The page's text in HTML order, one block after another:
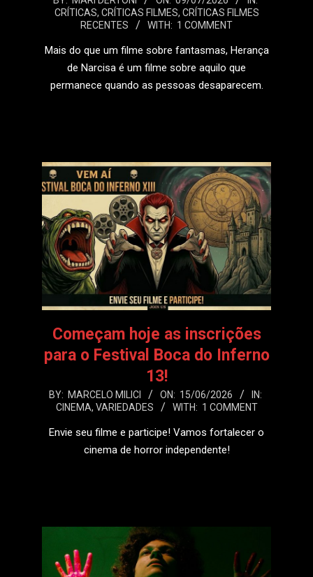
07-CRÍTICAS, CRÍTICAS FILMES, CRÍTICAS FILMES
RECENTES
WITH: 1 COMMENT
Mais do que um filme sobre fantasmas, Herança
de Narcisa é um filme sobre aquilo que
permanece quando as pessoas desaparecem.
Começam hoje as inscrições
para o Festival Boca do Inferno
13!
2026-
06-
15
BY: MARCELO MILICI ON: 15/06/2026
IN:
CINEMA, VARIEDADES WITH: 1 COMMENT
Envie seu filme e participe! Vamos fortalecer o
cinema de horror independente!